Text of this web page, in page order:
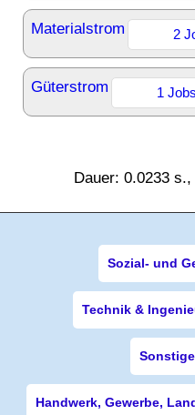
Materialstrom 2
Güterstrom 1 Jobs
Dauer: 0.0233
Sozial- und
Technik &
Handwerk, Gewerbe,